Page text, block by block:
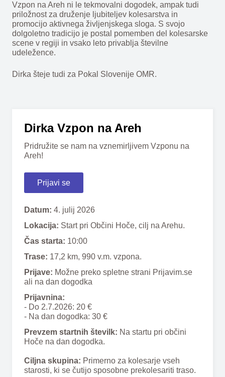
Vzpon na Areh ni le tekmovalni dogodek, ampak tudi
priložnost za druženje ljubiteljev kolesarstva in
promocijo aktivnega življenjskega sloga. S svojo
dolgoletno tradicijo je postal pomemben del kolesarske
scene v regiji in vsako leto privablja številne
udeležence.
Dirka šteje tudi za Pokal Slovenije OMR.
Dirka Vzpon na Areh
Pridružite se nam na vznemirljivem Vzponu na
Areh!
Prijavi se
Datum: 4. julij 2026
Lokacija: Start pri Občini Hoče, cilj na Arehu.
Čas starta: 10:00
Trase: 17,2 km, 990 v.m. vzpona.
Prijave: Možne preko spletne strani Prijavim.se
ali na dan dogodka
Prijavnina:
- Do 2.7.2026: 20 €
- Na dan dogodka: 30 €
Prevzem startnih številk: Na startu pri občini
Hoče na dan dogodka.
Ciljna skupina: Primerno za kolesarje vseh
starosti, ki se čutijo sposobne prekolesariti traso.